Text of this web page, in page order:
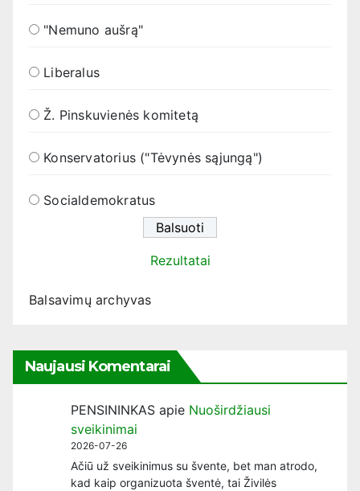
"Nemuno aušrą"
Liberalus
Ž. Pinskuvienės komitetą
Konservatorius ("Tėvynės sąjungą")
Socialdemokratus
Rezultatai
Balsavimų archyvas
Naujausi Komentarai
PENSININKAS apie Nuoširdžiausi
sveikinimai
2026-07-26
Ačiū už sveikinimus su švente, bet man atrodo,
kad kaip organizuota šventė, tai Živilės